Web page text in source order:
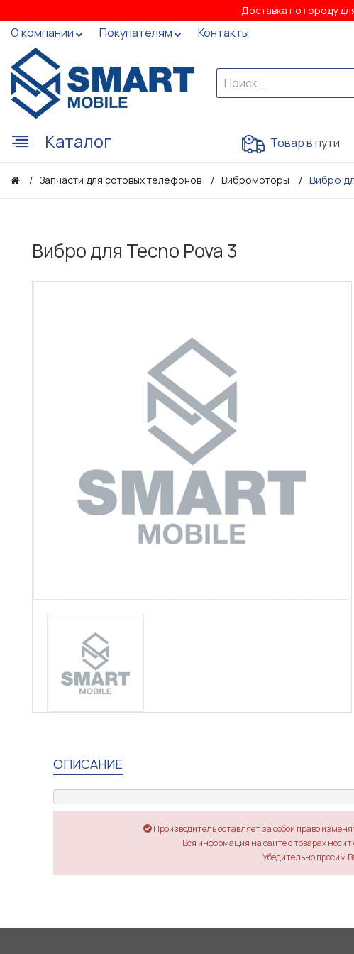
Доставка по городу
О компании Покупателям Контакты
Каталог Товар в пути
Запчасти для сотовых телефонов Вибромоторы Вибро
Вибро для Tecno Pova 3
ОПИСАНИЕ
Производитель оставляет за собой право
Вся информация на сайте о товарах
Убедительно просим